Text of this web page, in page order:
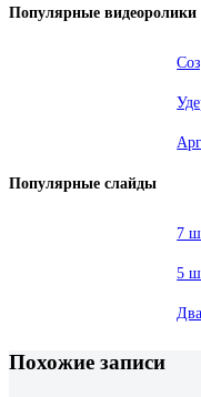
Популярные видеоролики
Популярные слайды
7
5
Похожие записи